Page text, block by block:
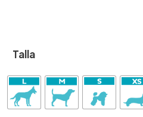
Talla